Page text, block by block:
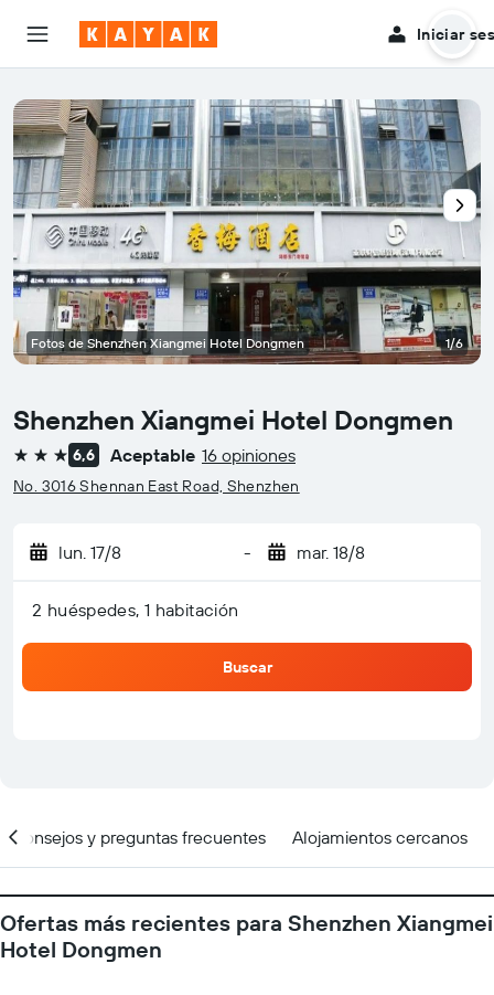
Iniciar
Shenzhen Xiangmei Hotel Dongmen
3 estrellas
6,6 Aceptable 16 opiniones
No. 3016 Shennan East Road, Shenzhen
lun. 17/8 - mar. 18/8
2 huéspedes, 1 habitación
Buscar
Fotos de Shenzhen Xiangmei Hotel Dongmen 1/6
Consejos y preguntas frecuentes Alojamientos cercanos
Ofertas más recientes para Shenzhen Xiangmei
Hotel Dongmen